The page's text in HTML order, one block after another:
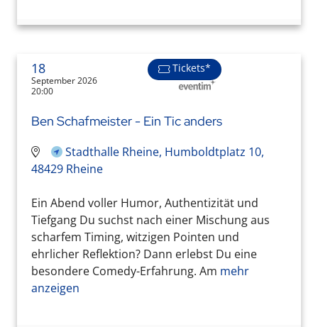
18
September 2026
20:00
Tickets*
Ben Schafmeister - Ein Tic anders
Stadthalle Rheine, Humboldtplatz 10,
48429 Rheine
Ein Abend voller Humor, Authentizität und
Tiefgang Du suchst nach einer Mischung aus
scharfem Timing, witzigen Pointen und
ehrlicher Reflektion? Dann erlebst Du eine
besondere Comedy-Erfahrung. Am mehr
anzeigen